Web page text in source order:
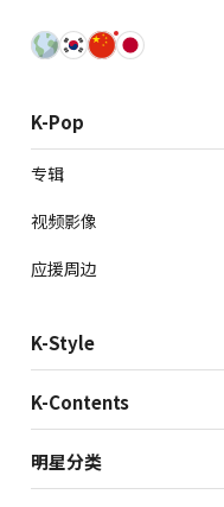
K-Pop
专辑
视频影像
应援周边
K-Style
美妆
生活方式
K-Contents
杂志
明星分类